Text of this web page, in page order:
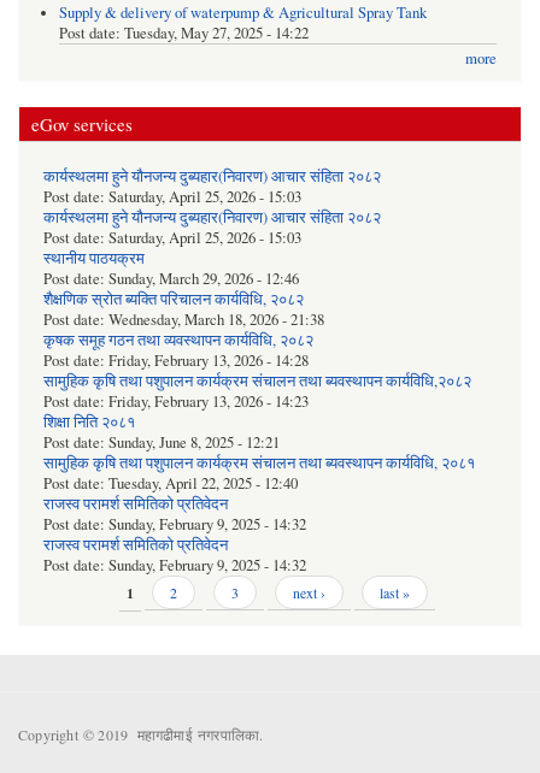
Supply & delivery of waterpump & Agricultural Spray Tank
Post date: Tuesday, May 27, 2025 - 14:22
more
eGov services
कार्यस्थलमा हुने यौनजन्य दुब्यहार(निवारण) आचार संहिता २०८२
Post date: Saturday, April 25, 2026 - 15:03
कार्यस्थलमा हुने यौनजन्य दुब्यहार(निवारण) आचार संहिता २०८२
Post date: Saturday, April 25, 2026 - 15:03
स्थानीय पाठयक्रम
Post date: Sunday, March 29, 2026 - 12:46
शैक्षणिक स्रोत ब्यक्ति परिचालन कार्यविधि, २०८२
Post date: Wednesday, March 18, 2026 - 21:38
कृषक समूह गठन तथा व्यवस्थापन कार्यविधि, २०८२
Post date: Friday, February 13, 2026 - 14:28
सामुहिक कृषि तथा पशुपालन कार्यक्रम संचालन तथा ब्यवस्थापन कार्यविधि,२०८२
Post date: Friday, February 13, 2026 - 14:23
शिक्षा निति २०८१
Post date: Sunday, June 8, 2025 - 12:21
सामुहिक कृषि तथा पशुपालन कार्यक्रम संचालन तथा ब्यवस्थापन कार्यविधि, २०८१
Post date: Tuesday, April 22, 2025 - 12:40
राजस्व परामर्श समितिको प्रतिवेदन
Post date: Sunday, February 9, 2025 - 14:32
राजस्व परामर्श समितिको प्रतिवेदन
Post date: Sunday, February 9, 2025 - 14:32
1 2 3 next › last »
Copyright © 2019 महागढीमाई नगरपालिका.